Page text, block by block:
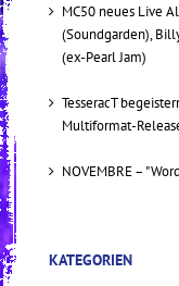
MC50 neues Live
(Soundgarden),
(ex-Pearl Jam)
TesseracT
Multiformat-
NOVEMBRE –
KATEGORIEN